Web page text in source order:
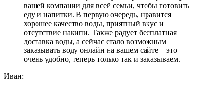
вашей компании для всей семьи, чтобы готовить
еду и напитки. В первую очередь, нравится
хорошее качество воды, приятный вкус и
отсутствие накипи. Также радует бесплатная
доставка воды, а сейчас стало возможным
заказывать воду онлайн на вашем сайте – это
очень удобно, теперь только так и заказываем.
Иван: